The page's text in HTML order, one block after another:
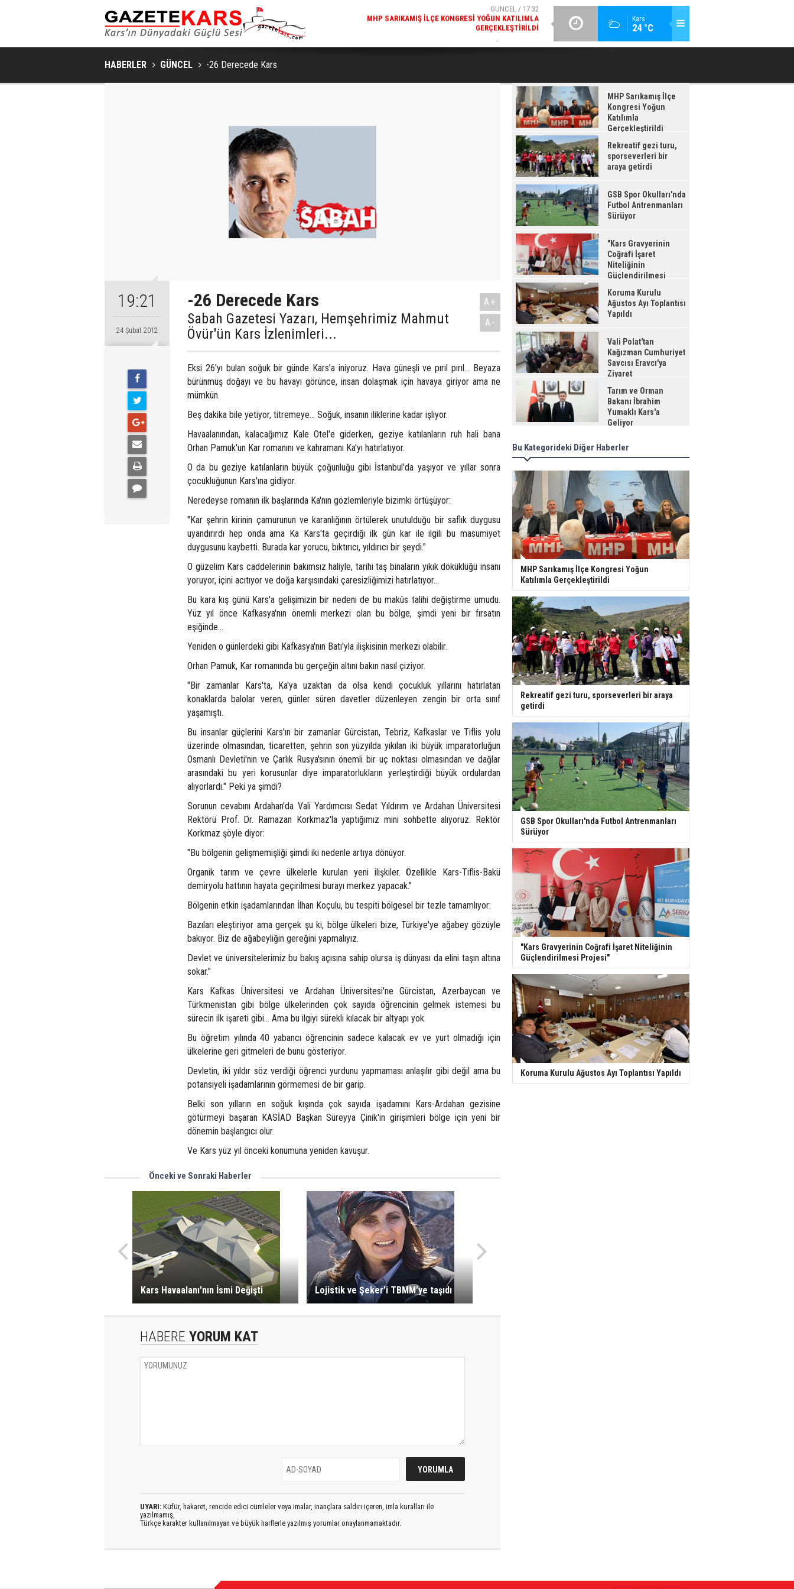
Kars
24 °C
GÜNCEL / 17:08
REKREATIF GEZI TURU, SPORSEVERLERI BIR ARAYA GETIRDI
GSB SPOR OKULLARI'NDA FUTBOL ANTRENMANLARI SÜRÜYOR
HABERLER GÜNCEL -26 Derecede Kars
19:21
24 Şubat 2012
-26 Derecede Kars
Sabah Gazetesi Yazarı, Hemşehrimiz Mahmut
Övür'ün Kars İzlenimleri...
A+
A-
Eksi 26'yı bulan soğuk bir günde Kars'a iniyoruz. Hava güneşli ve pırıl pırıl... Beyaza
bürünmüş doğayı ve bu havayı görünce, insan dolaşmak için havaya giriyor ama ne
mümkün.
Beş dakika bile yetiyor, titremeye... Soğuk, insanın iliklerine kadar işliyor.
Havaalanından, kalacağımız Kale Otel'e giderken, geziye katılanların ruh hali bana
Orhan Pamuk'un Kar romanını ve kahramanı Ka'yı hatırlatıyor.
O da bu geziye katılanların büyük çoğunluğu gibi İstanbul'da yaşıyor ve yıllar sonra
çocukluğunun Kars'ına gidiyor.
Neredeyse romanın ilk başlarında Ka'nın gözlemleriyle bizimki örtüşüyor:
"Kar şehrin kirinin çamurunun ve karanlığının örtülerek unutulduğu bir saflık duygusu
uyandırırdı hep onda ama Ka Kars'ta geçirdiği ilk gün kar ile ilgili bu masumiyet
duygusunu kaybetti. Burada kar yorucu, bıktırıcı, yıldırıcı bir şeydi."
O güzelim Kars caddelerinin bakımsız haliyle, tarihi taş binaların yıkık döküklüğü insanı
yoruyor, içini acıtıyor ve doğa karşısındaki çaresizliğimizi hatırlatıyor...
Bu kara kış günü Kars'a gelişimizin bir nedeni de bu makûs talihi değiştirme umudu.
Yüz yıl önce Kafkasya'nın önemli merkezi olan bu bölge, şimdi yeni bir fırsatın
eşiğinde...
Yeniden o günlerdeki gibi Kafkasya'nın Batı'yla ilişkisinin merkezi olabilir.
Orhan Pamuk, Kar romanında bu gerçeğin altını bakın nasıl çiziyor.
"Bir zamanlar Kars'ta, Ka'ya uzaktan da olsa kendi çocukluk yıllarını hatırlatan
konaklarda balolar veren, günler süren davetler düzenleyen zengin bir orta sınıf
yaşamıştı.
Bu insanlar güçlerini Kars'ın bir zamanlar Gürcistan, Tebriz, Kafkaslar ve Tiflis yolu
üzerinde olmasından, ticaretten, şehrin son yüzyılda yıkılan iki büyük imparatorluğun
Osmanlı Devleti'nin ve Çarlık Rusya'sının önemli bir uç noktası olmasından ve dağlar
arasındaki bu yeri korusunlar diye imparatorlukların yerleştirdiği büyük ordulardan
alıyorlardı." Peki ya şimdi?
Sorunun cevabını Ardahan'da Vali Yardımcısı Sedat Yıldırım ve Ardahan Üniversitesi
Rektörü Prof. Dr. Ramazan Korkmaz'la yaptığımız mini sohbette alıyoruz. Rektör
Korkmaz şöyle diyor:
"Bu bölgenin gelişmemişliği şimdi iki nedenle artıya dönüyor.
Organik tarım ve çevre ülkelerle kurulan yeni ilişkiler. Özellikle Kars-Tiflis-Bakü
demiryolu hattının hayata geçirilmesi burayı merkez yapacak."
Bölgenin etkin işadamlarından İlhan Koçulu, bu tespiti bölgesel bir tezle tamamlıyor:
Bazıları eleştiriyor ama gerçek şu ki, bölge ülkeleri bize, Türkiye'ye ağabey gözüyle
bakıyor. Biz de ağabeyliğin gereğini yapmalıyız.
Devlet ve üniversitelerimiz bu bakış açısına sahip olursa iş dünyası da elini taşın altına
sokar."
Kars Kafkas Üniversitesi ve Ardahan Üniversitesi'ne Gürcistan, Azerbaycan ve
Türkmenistan gibi bölge ülkelerinden çok sayıda öğrencinin gelmek istemesi bu
sürecin ilk işareti gibi... Ama bu ilgiyi sürekli kılacak bir altyapı yok.
Bu öğretim yılında 40 yabancı öğrencinin sadece kalacak ev ve yurt olmadığı için
ülkelerine geri gitmeleri de bunu gösteriyor.
Devletin, iki yıldır söz verdiği öğrenci yurdunu yapmaması anlaşılır gibi değil ama bu
potansiyeli işadamlarının görmemesi de bir garip.
Belki son yılların en soğuk kışında çok sayıda işadamını Kars-Ardahan gezisine
götürmeyi başaran KASİAD Başkan Süreyya Çinik'in girişimleri bölge için yeni bir
dönemin başlangıcı olur.
Ve Kars yüz yıl önceki konumuna yeniden kavuşur.
Önceki ve Sonraki Haberler
Kars Havaalanı'nın İsmi Değişti Lojistik ve Şeker’i TBMM’ye taşıdı
HABERE YORUM KAT
UYARI: Küfür, hakaret, rencide edici cümleler veya imalar, inançlara saldırı içeren, imla kuralları ile
yazılmamış,
Türkçe karakter kullanılmayan ve büyük harflerle yazılmış yorumlar onaylanmamaktadır.
MHP Sarıkamış İlçe
Kongresi Yoğun
Katılımla
Gerçekleştirildi
Rekreatif gezi turu,
sporseverleri bir
araya getirdi
GSB Spor Okulları'nda
Futbol Antrenmanları
Sürüyor
"Kars Gravyerinin
Coğrafi İşaret
Niteliğinin
Güçlendirilmesi
Projesi"
Koruma Kurulu
Ağustos Ayı Toplantısı
Yapıldı
Vali Polat'tan
Kağızman Cumhuriyet
Savcısı Eravcı'ya
Ziyaret
Tarım ve Orman
Bakanı İbrahim
Yumaklı Kars'a
Geliyor
Bu Kategorideki Diğer Haberler
MHP Sarıkamış İlçe Kongresi Yoğun
Katılımla Gerçekleştirildi
Rekreatif gezi turu, sporseverleri bir araya
getirdi
GSB Spor Okulları'nda Futbol Antrenmanları
Sürüyor
"Kars Gravyerinin Coğrafi İşaret Niteliğinin
Güçlendirilmesi Projesi"
Koruma Kurulu Ağustos Ayı Toplantısı Yapıldı